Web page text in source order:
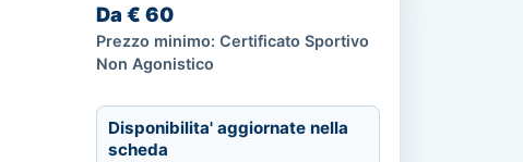
Da € 60
Prezzo minimo: Certificato Sportivo
Non Agonistico
Disponibilita' aggiornate nella
scheda